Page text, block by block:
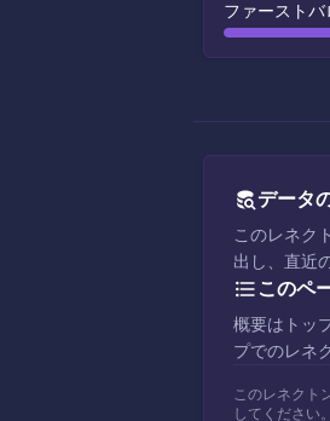
ファーストバ
データ
このレネク
出し、直近
このペ
概要はトッ
プでのレネ
このレネクト
してください。